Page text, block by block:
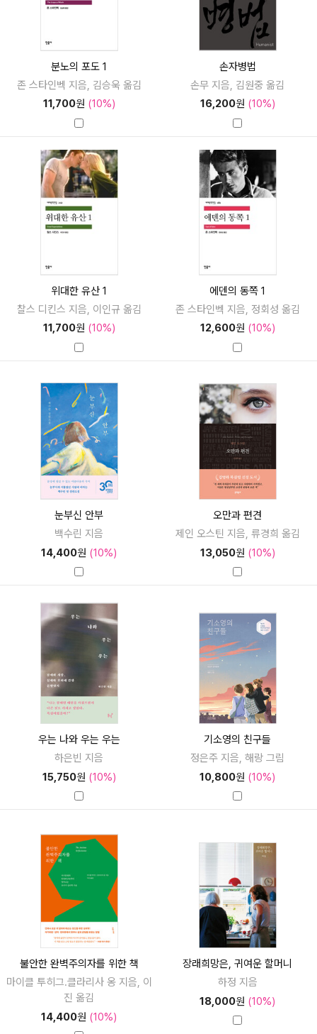
분노의 포도 1
존 스타인벡 지음, 김승욱 옮김
11,700원 (10%)
손자병법
손무 지음, 김원중 옮김
16,200원 (10%)
위대한 유산 1
찰스 디킨스 지음, 이인규 옮김
11,700원 (10%)
에덴의 동쪽 1
존 스타인벡 지음, 정회성 옮김
12,600원 (10%)
눈부신 안부
백수린 지음
14,400원 (10%)
오만과 편견
제인 오스틴 지음, 류경희 옮김
13,050원 (10%)
우는 나와 우는 우는
하은빈 지음
15,750원 (10%)
기소영의 친구들
정은주 지음, 해랑 그림
10,800원 (10%)
불안한 완벽주의자를 위한 책
마이클 투히그.클라리사 옹 지음, 이
진 옮김
14,400원 (10%)
장래희망은, 귀여운 할머니
하정 지음
18,000원 (10%)